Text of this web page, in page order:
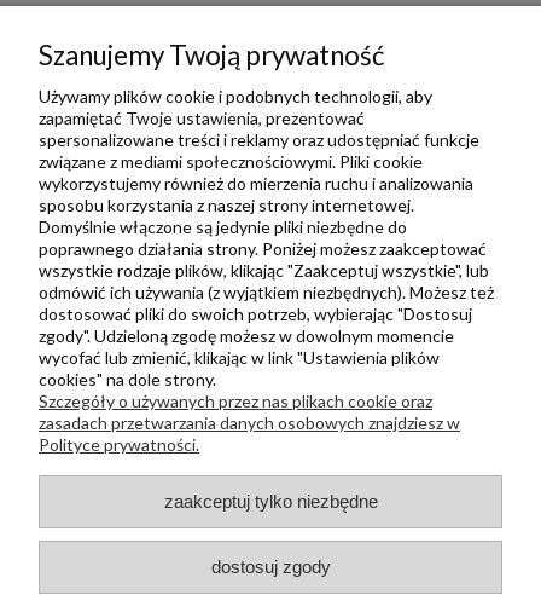
Ulubione
Zbieraj punkty za zakupy
Informacje
Kontakt
Regulamin
Polityka prywatności
Metody wysyłki i płatności
Płatności odroczone PayPo
Zwroty i reklamacje
Newsletter
sklep@kapak.pl
Szanujemy Twoją prywatność
Używamy plików cookie i podobnych technologii, aby
zapamiętać Twoje ustawienia, prezentować
spersonalizowane treści i reklamy oraz udostępniać funkcje
związane z mediami społecznościowymi. Pliki cookie
wykorzystujemy również do mierzenia ruchu i analizowania
sposobu korzystania z naszej strony internetowej.
Domyślnie włączone są jedynie pliki niezbędne do
poprawnego działania strony. Poniżej możesz zaakceptować
wszystkie rodzaje plików, klikając "Zaakceptuj wszystkie", lub
odmówić ich używania (z wyjątkiem niezbędnych). Możesz też
dostosować pliki do swoich potrzeb, wybierając "Dostosuj
zgody". Udzieloną zgodę możesz w dowolnym momencie
wycofać lub zmienić, klikając w link "Ustawienia plików
cookies" na dole strony.
Szczegóły o używanych przez nas plikach cookie oraz
zasadach przetwarzania danych osobowych znajdziesz w
Polityce prywatności.
zaakceptuj tylko niezbędne
dostosuj zgody